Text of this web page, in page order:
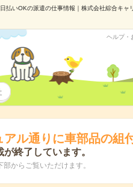
払いOKの派遣の仕事情報｜株式会社綜合キ
ヘルプ・
アル通りに車部品の組
終了しています。
からご覧いただけます。